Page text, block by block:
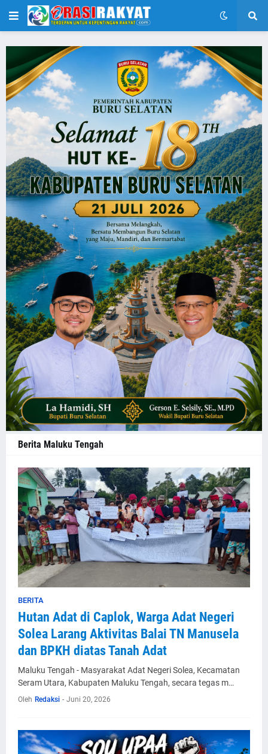
Berita Maluku Tengah
BERITA
Hutan Adat di Caplok, Warga Adat Negeri
Solea Larang Aktivitas Balai TN Manusela
dan BPKH diatas Tanah Adat
Maluku Tengah - Masyarakat Adat Negeri Solea, Kecamatan
Seram Utara, Kabupaten Maluku Tengah, secara tegas m…
Oleh Redaksi - Juni 20, 2026